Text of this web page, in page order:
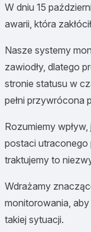
W dniu 15
awarii, która
Nasze systemy
zawiodły, dlatego
stronie statusu w
pełni przywrócona
Rozumiemy
postaci utraconego
traktujemy to
Wdrażamy
monitorowania,
takiej sytuacji.